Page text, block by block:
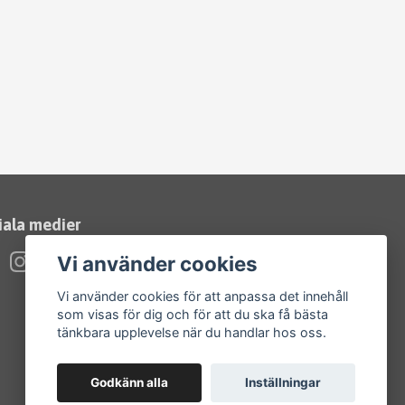
medier
Vi använder cookies
Vi använder cookies för att anpassa det innehåll
som visas för dig och för att du ska få bästa
tänkbara upplevelse när du handlar hos oss.
Godkänn alla Inställningar